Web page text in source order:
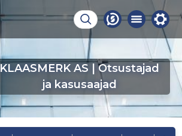
KLAASMERK AS | Otsustajad
ja kasusaajad